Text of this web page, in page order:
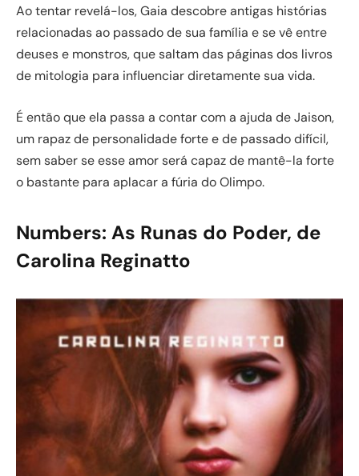
Ao tentar revelá-los, Gaia descobre antigas histórias
relacionadas ao passado de sua família e se vê entre
deuses e monstros, que saltam das páginas dos livros
de mitologia para influenciar diretamente sua vida.
É então que ela passa a contar com a ajuda de Jaison,
um rapaz de personalidade forte e de passado difícil,
sem saber se esse amor será capaz de mantê-la forte
o bastante para aplacar a fúria do Olimpo.
Numbers: As Runas do Poder, de
Carolina Reginatto